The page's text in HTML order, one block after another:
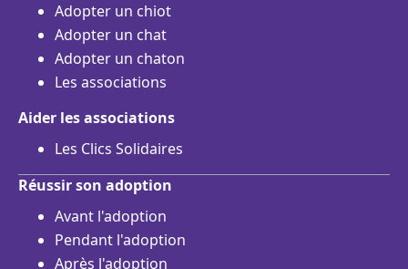
Adopter un chiot
Adopter un chat
Adopter un chaton
Les associations
Aider les associations
Les Clics Solidaires
Réussir son adoption
Avant l'adoption
Pendant l'adoption
Après l'adoption